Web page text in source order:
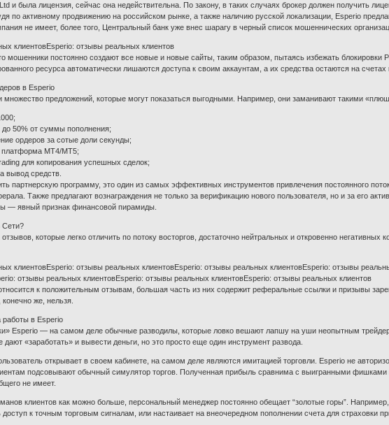
и была лицензия, сейчас она недействительна. По закону, в таких случаях брокер должен получить
по активному продвижению на российском рынке, а также наличию русской локализации, Esperio
не имеет, более того, Центральный банк уже внес шарагу в черный список мошеннических
клиентовEsperio: отзывы реальных клиентов
мошенники постоянно создают все новые и новые сайты, таким образом, пытаясь избежать блокировки
ресурса автоматически лишаются доступа к своим аккаунтам, а их средства остаются на
в Esperio
множество предложений, которые могут показаться выгодными. Например, они заманивают такими
до 50% от суммы пополнения;
ордеров за сотые доли секунды;
платформа MT4/MT5;
для копирования успешных сделок;
вывод средств.
партнерскую программу, это один из самых эффективных инструментов привлечения постоянного
Также предлагают вознаграждения не только за верификацию нового пользователя, но и за его
— явный признак финансовой пирамиды.
Сети?
которые легко отличить по потоку восторгов, достаточно нейтральных и откровенно негативных
клиентовEsperio: отзывы реальных клиентовEsperio: отзывы реальных клиентовEsperio: отзывы
отзывы реальных клиентовEsperio: отзывы реальных клиентовEsperio: отзывы реальных клиентов
к положительным отзывам, большая часть из них содержит реферальные ссылки и призывы
же, нельзя.
в Esperio
Esperio — на самом деле обычные разводилы, которые ловко вешают лапшу на уши неопытным
дают «заработать» и вывести деньги, но это просто еще один инструмент развода.
открывает в своем кабинете, на самом деле являются имитацией торговли. Esperio не
подсовывают обычный симулятор торгов. Полученная прибыль сравнима с выигранными фишками
не имеет.
клиентов как можно больше, персональный менеджер постоянно обещает “золотые горы”.
к точным торговым сигналам, или настаивает на внеочередном пополнении счета для страховки